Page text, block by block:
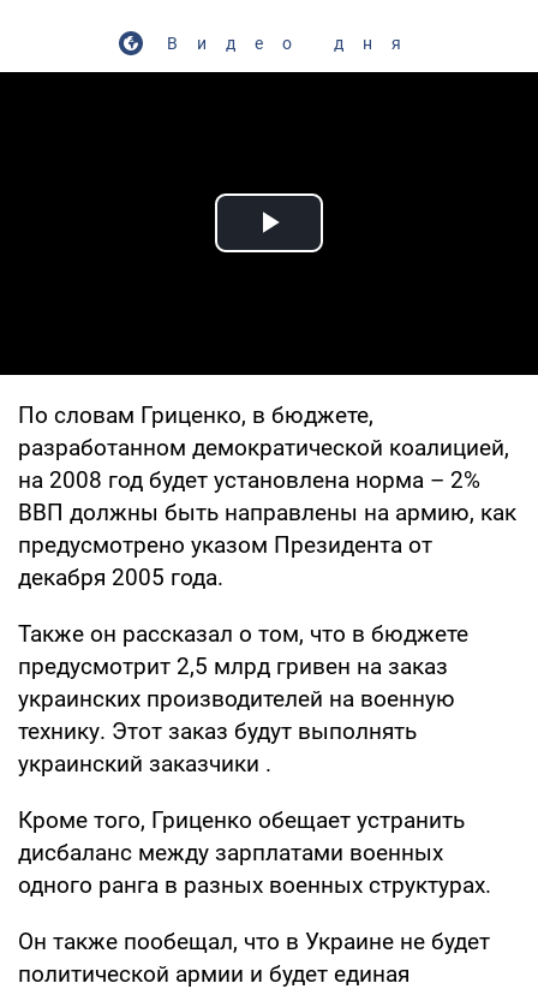
Видео дня
Play Video
По словам Гриценко, в бюджете,
разработанном демократической коалицией,
на 2008 год будет установлена норма – 2%
ВВП должны быть направлены на армию, как
предусмотрено указом Президента от
декабря 2005 года.
Также он рассказал о том, что в бюджете
предусмотрит 2,5 млрд гривен на заказ
украинских производителей на военную
технику. Этот заказ будут выполнять
украинский заказчики .
Кроме того, Гриценко обещает устранить
дисбаланс между зарплатами военных
одного ранга в разных военных структурах.
Он также пообещал, что в Украине не будет
политической армии и будет единая